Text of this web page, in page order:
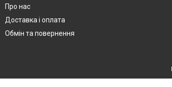
Про нас
Доставка і оплата
Обмін та повернення